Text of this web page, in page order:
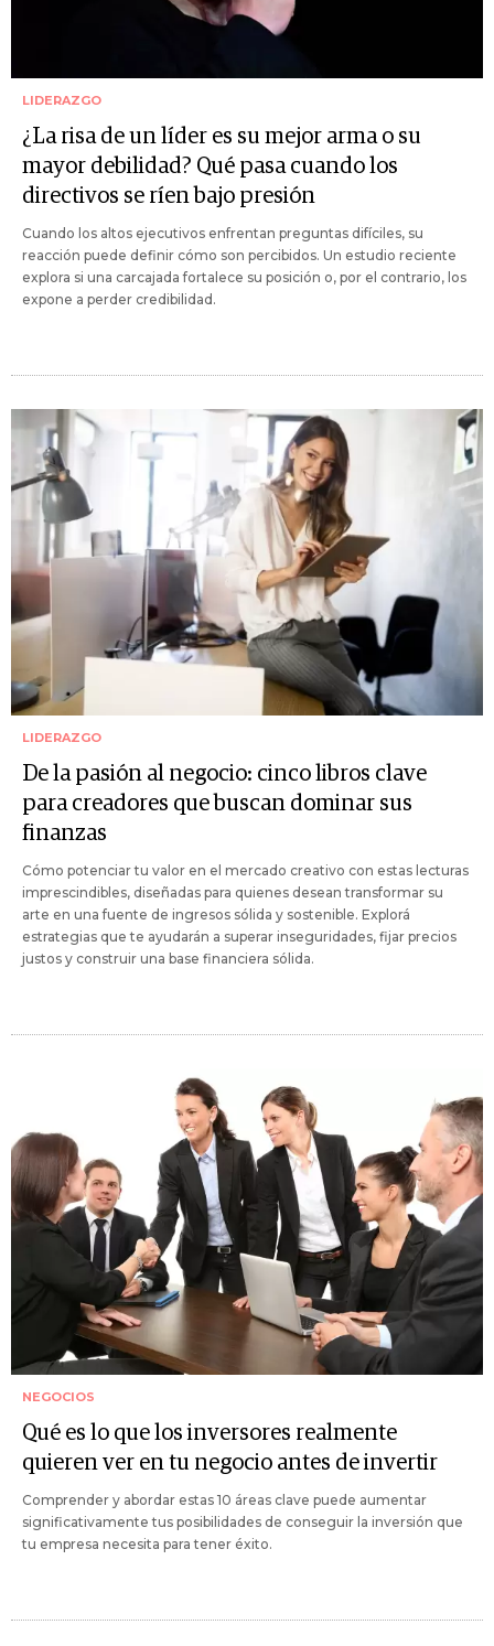
LIDERAZGO
¿La risa de un líder es su mejor arma o su
mayor debilidad? Qué pasa cuando los
directivos se ríen bajo presión
Cuando los altos ejecutivos enfrentan preguntas difíciles, su
reacción puede definir cómo son percibidos. Un estudio reciente
explora si una carcajada fortalece su posición o, por el contrario, los
expone a perder credibilidad.
LIDERAZGO
De la pasión al negocio: cinco libros clave
para creadores que buscan dominar sus
finanzas
Cómo potenciar tu valor en el mercado creativo con estas lecturas
imprescindibles, diseñadas para quienes desean transformar su
arte en una fuente de ingresos sólida y sostenible. Explorá
estrategias que te ayudarán a superar inseguridades, fijar precios
justos y construir una base financiera sólida.
NEGOCIOS
Qué es lo que los inversores realmente
quieren ver en tu negocio antes de invertir
Comprender y abordar estas 10 áreas clave puede aumentar
significativamente tus posibilidades de conseguir la inversión que
tu empresa necesita para tener éxito.